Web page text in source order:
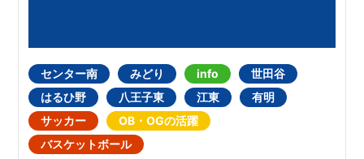
センター南 みどり info
世田谷
はるひ野
八王子東 江東
有明
サッカー
OB・OGの活躍
バスケットボール